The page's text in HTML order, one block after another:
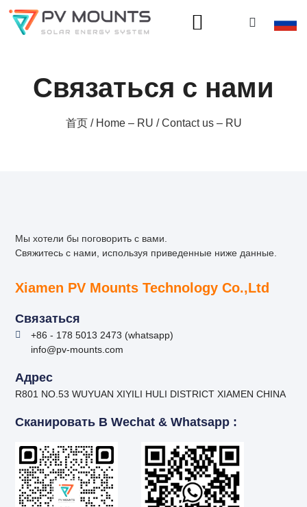
Связаться с нами
首页/ Home – RU / Contact us – RU
Мы хотели бы поговорить с вами.
Свяжитесь с нами, используя приведенные ниже данные.
Xiamen PV Mounts Technology Co.,Ltd
Связаться
+86 - 178 5013 2473 (whatsapp)
info@pv-mounts.com
Адрес
R801 NO.53 WUYUAN XIYILI HULI DISTRICT XIAMEN CHINA
Сканировать В Wechat & Whatsapp :